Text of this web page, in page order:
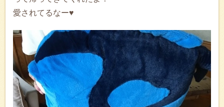
愛されてるなー♥